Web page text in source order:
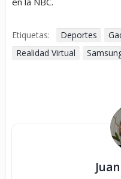
Etiquetas: Deportes
Realidad Virtual